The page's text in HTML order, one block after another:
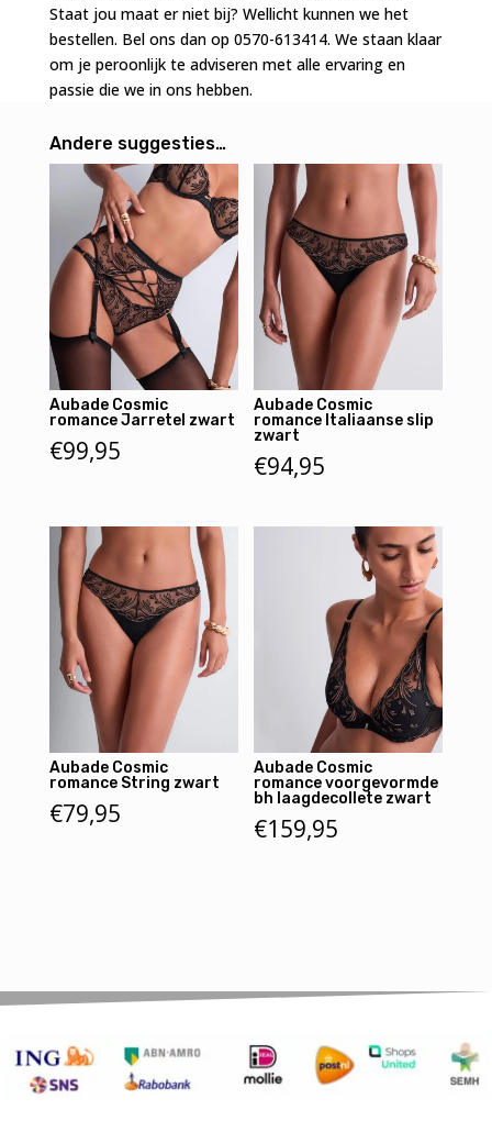
Staat jou maat er niet bij? Wellicht kunnen we het
bestellen. Bel ons dan op 0570-613414. We staan klaar
om je peroonlijk te adviseren met alle ervaring en
passie die we in ons hebben.
Andere suggesties…
Aubade Cosmic
romance Jarretel zwart
€99,95
Aubade Cosmic
romance Italiaanse slip
zwart
€94,95
Aubade Cosmic
romance String zwart
€79,95
Aubade Cosmic
romance voorgevormde
bh laagdecollete zwart
€159,95